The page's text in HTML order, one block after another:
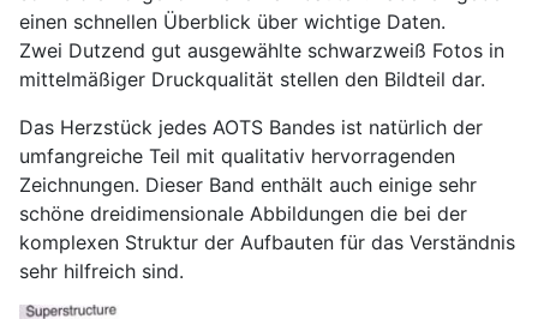
einen schnellen Überblick über wichtige Daten.
Zwei Dutzend gut ausgewählte schwarzweiß Fotos in
mittelmäßiger Druckqualität stellen den Bildteil dar.
Das Herzstück jedes AOTS Bandes ist natürlich der
umfangreiche Teil mit qualitativ hervorragenden
Zeichnungen. Dieser Band enthält auch einige sehr
schöne dreidimensionale Abbildungen die bei der
komplexen Struktur der Aufbauten für das Verständnis
sehr hilfreich sind.